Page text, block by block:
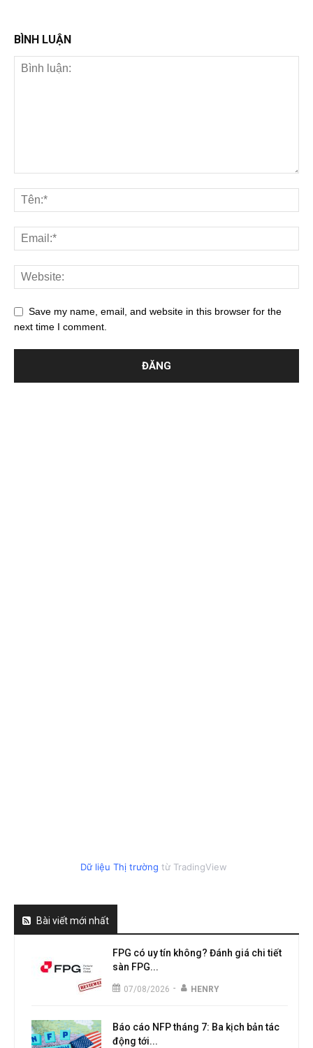
BÌNH LUẬN
Save my name, email, and website in this browser for the
next time I comment.
Dữ liệu Thị trường từ TradingView
Bài viết mới nhất
FPG có uy tín không? Đánh giá chi tiết
sàn FPG...
07/08/2026 - HENRY
Báo cáo NFP tháng 7: Ba kịch bản tác
động tới...